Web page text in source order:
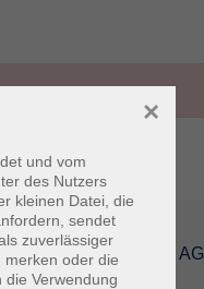
Impressum
und vom
des Nutzers
kleinen Datei, die
sendet
zuverlässiger
merken oder die
die Verwendung
×